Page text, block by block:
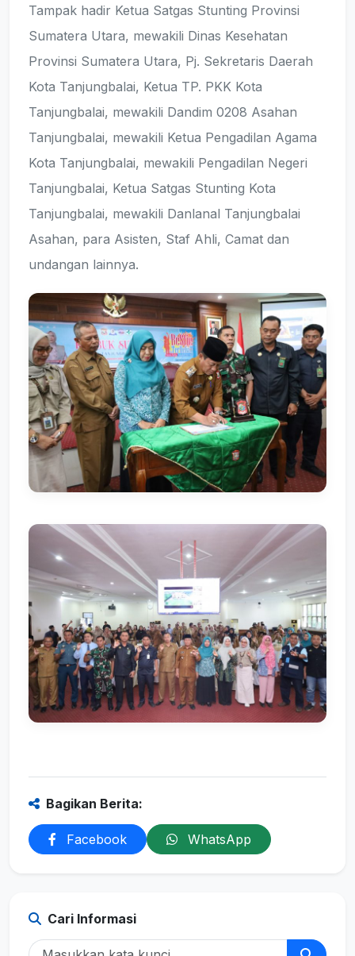
Tampak hadir Ketua Satgas Stunting Provinsi
Sumatera Utara, mewakili Dinas Kesehatan
Provinsi Sumatera Utara, Pj. Sekretaris Daerah
Kota Tanjungbalai, Ketua TP. PKK Kota
Tanjungbalai, mewakili Dandim 0208 Asahan
Tanjungbalai, mewakili Ketua Pengadilan Agama
Kota Tanjungbalai, mewakili Pengadilan Negeri
Tanjungbalai, Ketua Satgas Stunting Kota
Tanjungbalai, mewakili Danlanal Tanjungbalai
Asahan, para Asisten, Staf Ahli, Camat dan
undangan lainnya.
Bagikan Berita:
Facebook WhatsApp
Cari Informasi